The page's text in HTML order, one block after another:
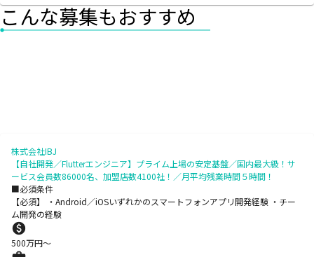
こんな募集もおすすめ
株式会社IBJ
【自社開発／Flutterエンジニア】プライム上場の安定基盤／国内最大級！サ
ービス会員数86000名、加盟店数4100社！／月平均残業時間５時間！
■必須条件
【必須】 ・Android／iOSいずれかのスマートフォンアプリ開発経験 ・チー
ム開発の経験
500万円〜